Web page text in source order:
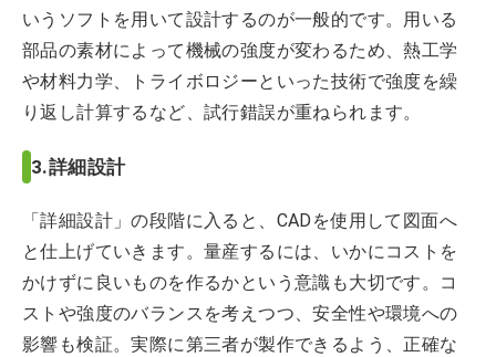
いうソフトを用いて設計するのが一般的です。用いる
部品の素材によって機械の強度が変わるため、熱工学
や材料力学、トライボロジーといった技術で強度を繰
り返し計算するなど、試行錯誤が重ねられます。
3.詳細設計
「詳細設計」の段階に入ると、CADを使用して図面へ
と仕上げていきます。量産するには、いかにコストを
かけずに良いものを作るかという意識も大切です。コ
ストや強度のバランスを考えつつ、安全性や環境への
影響も検証。実際に第三者が製作できるよう、正確な